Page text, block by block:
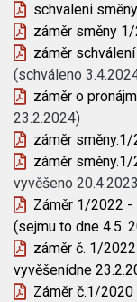
schvaleni
záměr směny
záměr
(schváleno
záměr o
23.2.2024)
záměr
záměr
vyvěšeno
Záměr 1/2022
(sejmu to dne 4.5.
záměr č. 1/
vyvěšenídne
Záměr č.1/